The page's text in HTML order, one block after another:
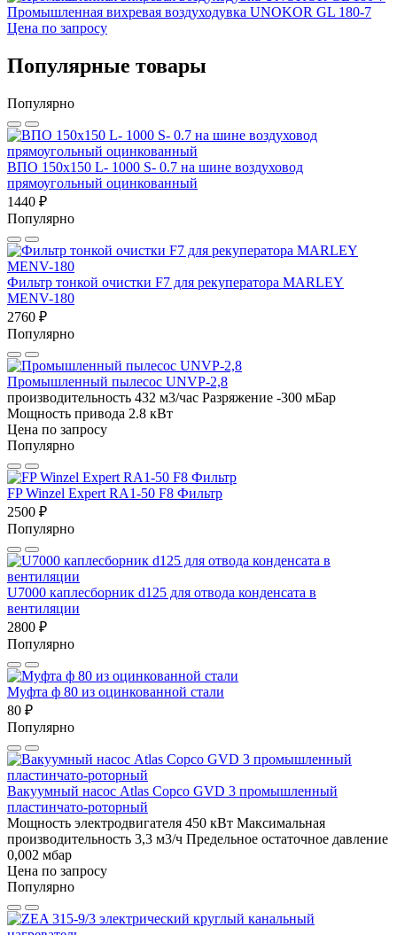
Промышленная вихревая воздуходувка UNOKOR GL 180-7
Цена по запросу
Популярные товары
Популярно
ВПО 150x150 L- 1000 S- 0.7 на шине воздуховод
прямоугольный оцинкованный
1440 ₽
Популярно
Фильтр тонкой очистки F7 для рекуператора MARLEY
MENV-180
2760 ₽
Популярно
Промышленный пылесос UNVP-2,8
производительность 432 м3/час Разряжение -300 мБар
Мощность привода 2.8 кВт
Цена по запросу
Популярно
FP Winzel Expert RA1-50 F8 Фильтр
2500 ₽
Популярно
U7000 каплесборник d125 для отвода конденсата в
вентиляции
2800 ₽
Популярно
Муфта ф 80 из оцинкованной стали
80 ₽
Популярно
Вакуумный насос Atlas Copco GVD 3 промышленный
пластинчато-роторный
Мощность электродвигателя 450 кВт Максимальная
производительность 3,3 м3/ч Предельное остаточное давление
0,002 мбар
Цена по запросу
Популярно